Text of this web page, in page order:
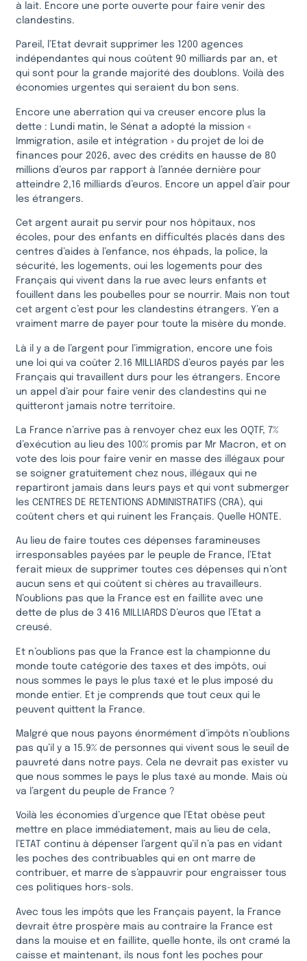
à lait. Encore une porte ouverte pour faire venir des
clandestins.
Pareil, l’Etat devrait supprimer les 1200 agences
indépendantes qui nous coûtent 90 milliards par an, et
qui sont pour la grande majorité des doublons. Voilà des
économies urgentes qui seraient du bon sens.
Encore une aberration qui va creuser encore plus la
dette : Lundi matin, le Sénat a adopté la mission «
Immigration, asile et intégration » du projet de loi de
finances pour 2026, avec des crédits en hausse de 80
millions d’euros par rapport à l’année dernière pour
atteindre 2,16 milliards d’euros. Encore un appel d’air pour
les étrangers.
Cet argent aurait pu servir pour nos hôpitaux, nos
écoles, pour des enfants en difficultés placés dans des
centres d’aides à l’enfance, nos éhpads, la police, la
sécurité, les logements, oui les logements pour des
Français qui vivent dans la rue avec leurs enfants et
fouillent dans les poubelles pour se nourrir. Mais non tout
cet argent c’est pour les clandestins étrangers. Y’en a
vraiment marre de payer pour toute la misère du monde.
Là il y a de l’argent pour l’immigration, encore une fois
une loi qui va coûter 2.16 MILLIARDS d’euros payés par les
Français qui travaillent durs pour les étrangers. Encore
un appel d’air pour faire venir des clandestins qui ne
quitteront jamais notre territoire.
La France n’arrive pas à renvoyer chez eux les OQTF, 7%
d’exécution au lieu des 100% promis par Mr Macron, et on
vote des lois pour faire venir en masse des illégaux pour
se soigner gratuitement chez nous, illégaux qui ne
repartiront jamais dans leurs pays et qui vont submerger
les CENTRES DE RETENTIONS ADMINISTRATIFS (CRA), qui
coûtent chers et qui ruinent les Français. Quelle HONTE.
Au lieu de faire toutes ces dépenses faramineuses
irresponsables payées par le peuple de France, l’Etat
ferait mieux de supprimer toutes ces dépenses qui n’ont
aucun sens et qui coûtent si chères au travailleurs.
N’oublions pas que la France est en faillite avec une
dette de plus de 3 416 MILLIARDS D’euros que l’Etat a
creusé.
Et n’oublions pas que la France est la championne du
monde toute catégorie des taxes et des impôts, oui
nous sommes le pays le plus taxé et le plus imposé du
monde entier. Et je comprends que tout ceux qui le
peuvent quittent la France.
Malgré que nous payons énormément d’impôts n’oublions
pas qu’il y a 15.9% de personnes qui vivent sous le seuil de
pauvreté dans notre pays. Cela ne devrait pas exister vu
que nous sommes le pays le plus taxé au monde. Mais où
va l’argent du peuple de France ?
Voilà les économies d’urgence que l’Etat obèse peut
mettre en place immédiatement, mais au lieu de cela,
l’ETAT continu à dépenser l’argent qu’il n’a pas en vidant
les poches des contribuables qui en ont marre de
contribuer, et marre de s’appauvrir pour engraisser tous
ces politiques hors-sols.
Avec tous les impôts que les Français payent, la France
devrait être prospère mais au contraire la France est
dans la mouise et en faillite, quelle honte, ils ont cramé la
caisse et maintenant, ils nous font les poches pour